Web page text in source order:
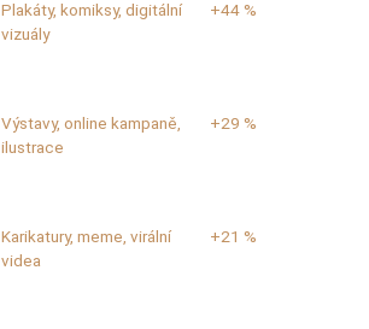
Plakáty, komiksy, digitální
vizuály
+44 %
Výstavy, online kampaně,
ilustrace
+29 %
Karikatury, meme, virální
videa
+21 %